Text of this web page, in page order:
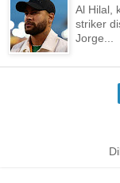
Al Hilal,
striker
Jorge...